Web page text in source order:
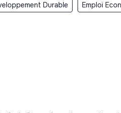
Durable Emploi